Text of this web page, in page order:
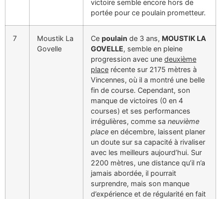
victoire semble encore hors de
portée pour ce poulain prometteur.
7
Moustik La
Govelle
Ce poulain de 3 ans, MOUSTIK LA
GOVELLE, semble en pleine
progression avec une deuxième
place récente sur 2175 mètres à
Vincennes, où il a montré une belle
fin de course. Cependant, son
manque de victoires (0 en 4
courses) et ses performances
irrégulières, comme sa neuvième
place en décembre, laissent planer
un doute sur sa capacité à rivaliser
avec les meilleurs aujourd’hui. Sur
2200 mètres, une distance qu’il n’a
jamais abordée, il pourrait
surprendre, mais son manque
d’expérience et de régularité en fait